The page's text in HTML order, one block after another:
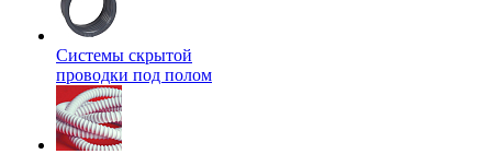
Системы скрытой
проводки под полом